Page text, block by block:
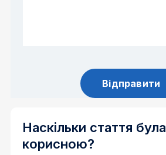
Наскільки стаття була
корисною?